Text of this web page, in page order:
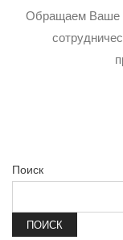
Обращаем Ваше
Поиск
ПОИСК